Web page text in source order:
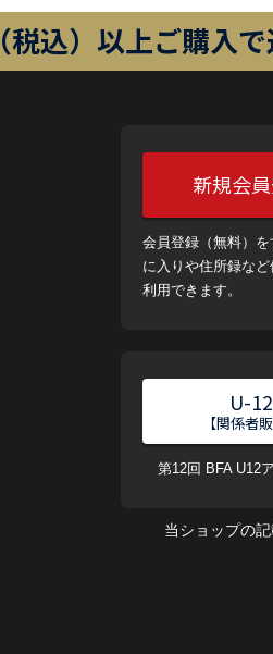
込）以上ご購入
新規会
会員登録（無料）
に入りや住所録な
利用できます。
U-12
【関係者販
第12回 BFA U12
当ショップの